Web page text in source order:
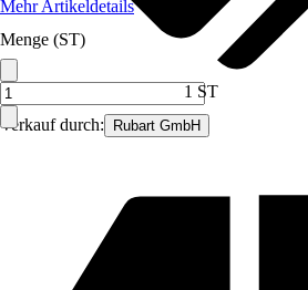
Verkauf durch: Rubart GmbH
Mehr Artikeldetails
Menge (ST)
1 ST